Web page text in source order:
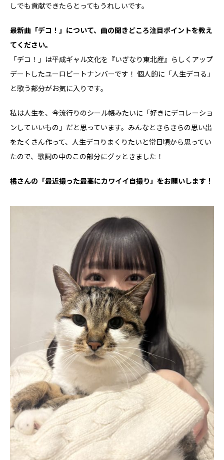
しでも貢献できたらとってもうれしいです。
――最新曲「デコ！」について、曲の聞きどころ注目ポイントを教え
てください。
「デコ！」は平成ギャル文化を『いぎなり東北産』らしくアップ
デートしたユーロビートナンバーです！ 個人的に「人生デコる」
と歌う部分がお気に入りです。
私は人生を、今流行りのシール帳みたいに「好きにデコレーショ
ンしていいもの」だと思っています。みんなときらきらの思い出
をたくさん作って、人生デコりまくりたいと常日頃から思ってい
たので、歌詞の中のこの部分にグッときました！
――橘さんの「最近撮った最高にカワイイ自撮り」をお願いします！